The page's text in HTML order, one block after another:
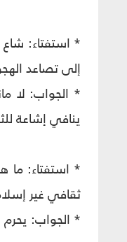
* استفتاء: شاع
إلى تصاعد
* الجواب: لا
ينافي إشاعة
* استفتاء: ما
ثقافي غير
* الجواب: